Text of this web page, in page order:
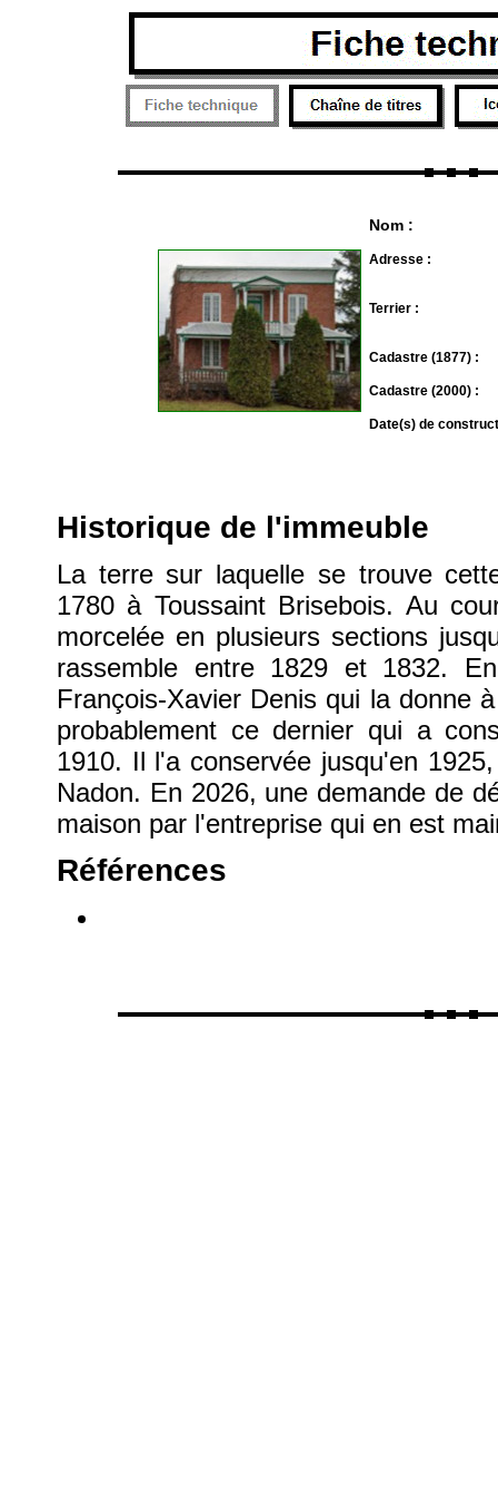
Nom :
Adresse :
Terrier :
Cadastre (1877) :
Cadastre (2000) :
Date(s) de
Historique de l'immeuble
La terre sur laquelle se trouve
1780 à Toussaint Brisebois. Au
morcelée en plusieurs sections
rassemble entre 1829 et 1832.
François-Xavier Denis qui la donne
probablement ce dernier qui a
1910. Il l'a conservée jusqu'en
Nadon. En 2026, une demande de
maison par l'entreprise qui en est
Références